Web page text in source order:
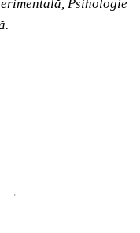
Psihologie